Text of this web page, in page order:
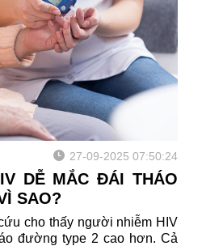
27-09-2025 07:50:24
DỄ MẮC ĐÁI THÁO
SAO?
cho thấy người nhiễm HIV
đường type 2 cao hơn. Cả